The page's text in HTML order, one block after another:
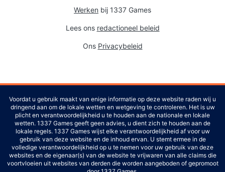
Werken bij 1337 Games
Lees ons redactioneel beleid
Ons Privacybeleid
Voordat u gebruik maakt van enige informatie op deze website raden wij u
dringend aan om de lokale wetten en wetgeving te controleren. Het is uw
plicht en verantwoordelijkheid u te houden aan de nationale en lokale
wetten. 1337 Games geeft geen advies, u dient zich te houden aan de
lokale regels. 1337 Games wijst elke verantwoordelijkheid af voor uw
gebruik van deze website en de inhoud ervan. U stemt ermee in de
volledige verantwoordelijkheid op u te nemen voor uw gebruik van deze
websites en de eigenaar(s) van de website te vrijwaren van alle claims die
voortvloeien uit websites van derden die worden aangeboden of gepromoot